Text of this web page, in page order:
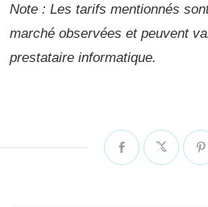
Note : Les tarifs mentionnés
marché observées et peuvent
prestataire informatique.